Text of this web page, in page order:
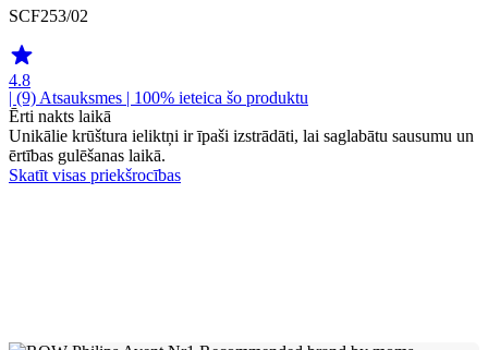
SCF253/02
4.8
| (9) Atsauksmes | 100% ieteica šo produktu
Ērti nakts laikā
Unikālie krūštura ieliktņi ir īpaši izstrādāti, lai saglabātu sausumu un
ērtības gulēšanas laikā.
Skatīt visas priekšrocības